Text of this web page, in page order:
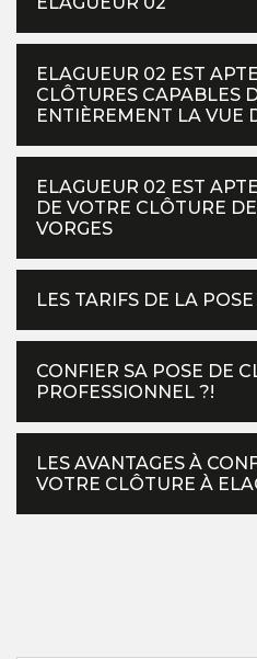
ELAGUEUR 02 EST
CLÔTURES CAPABLES
ENTIÈREMENT LA VUE
ELAGUEUR 02 EST
DE VOTRE CLÔTURE
VORGES
LES TARIFS DE LA
CONFIER SA POSE DE
PROFESSIONNEL ?!
LES AVANTAGES À
VOTRE CLÔTURE À